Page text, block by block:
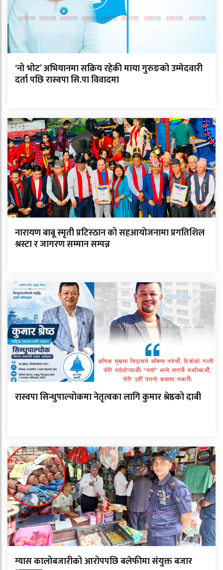
‘नो भोट’ अभियानमा सक्रिय रहेकी माया गुरुङको उम्मेदवारी
दर्ता पछि रास्वपा सि.पा विवादमा
नारायण बाबू स्मृती प्रटिस्ठान को सहआयोजनामा प्रगतिशिल
श्रस्टा र जागरण सम्मान सम्पन्न
रास्वपा सिन्धुपाल्चोकमा नेतृत्वका लागि कुमार श्रेष्ठको दाबी
ग्यास कालोबजारीको आरोपपछि बलेफीमा संयुक्त बजार